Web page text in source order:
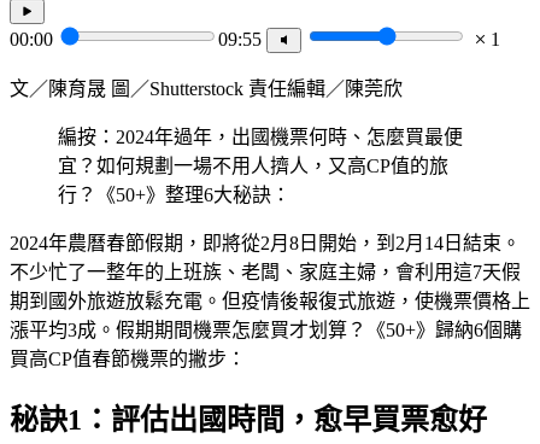
00:00 09:55 1
文／陳育晟 圖／Shutterstock 責任編輯／陳莞欣
編按：2024年過年，出國機票何時、怎麼買最便
宜？如何規劃一場不用人擠人，又高CP值的旅
行？《50+》整理6大秘訣：
2024年農曆春節假期，即將從2月8日開始，到2月14日結束。
不少忙了一整年的上班族、老闆、家庭主婦，會利用這7天假
期到國外旅遊放鬆充電。但疫情後報復式旅遊，使機票價格上
漲平均3成。假期期間機票怎麼買才划算？《50+》歸納6個購
買高CP值春節機票的撇步：
秘訣1：評估出國時間，愈早買票愈好